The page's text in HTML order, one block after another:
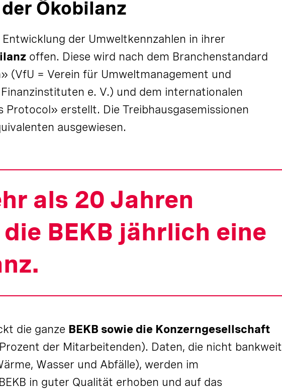
Ökobilanz
Entwicklung der Umweltkennzahlen in ihrer
offen. Diese wird nach dem Branchenstandard
(VfU = Verein für Umweltmanagement und
e. V.) und dem internationalen
Protocol» erstellt. Die Treibhausgasemissionen
ausgewiesen.
als 20 Jahren
BEKB jährlich eine
die ganze BEKB sowie die Konzerngesellschaft
der Mitarbeitenden). Daten, die nicht bankweit
Wasser und Abfälle), werden im
in guter Qualität erhoben und auf das